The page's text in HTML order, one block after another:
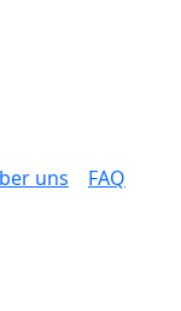
uns FAQ